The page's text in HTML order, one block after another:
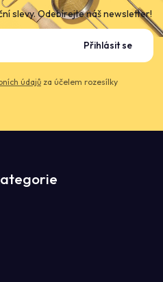
slevy. Odebírejte náš newsletter!
Přihlásit se
údajů za účelem rozesílky